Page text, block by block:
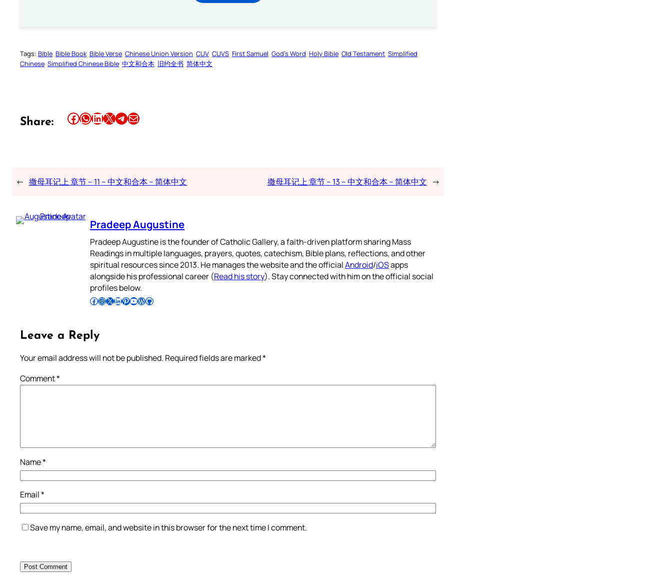
Tags: Bible Bible Book Bible Verse Chinese Union Version CUV CUVS First Samuel God’s Word Holy Bible Old Testament Simplified
Chinese Simplified Chinese Bible 中文和合本 旧约全书 简体中文
Share: Share this article on Facebook Share this article on WhatsApp Share this article on LinkedIn Share this article on X Share this article on TelegramEmail this Article
← 撒母耳记上 章节 – 11 – 中文和合本 – 简体中文 撒母耳记上 章节 – 13 – 中文和合本 – 简体中文 →
Pradeep Augustine
Pradeep Augustine is the founder of Catholic Gallery, a faith-driven platform sharing Mass
Readings in multiple languages, prayers, quotes, catechism, Bible plans, reflections, and other
spiritual resources since 2013. He manages the website and the officialAndroid/iOSapps
alongside his professional career (Read his story). Stay connected with him on the official social
profiles below.
Follow Pradeep on Facebook Follow Pradeep on InstagramFollow Pradeep on X Follow Pradeep on LinkedIn Follow Pradeep on Pinterest Subscribe to Pradeep’s Youtube Channel Follow Pradeep on WordPress Follow Pradeep on GitHub
Leave a Reply
Your email address will not be published. Required fields are marked*
Comment*
Name*
Email*
Save my name, email, and website in this browser for the next time I comment.